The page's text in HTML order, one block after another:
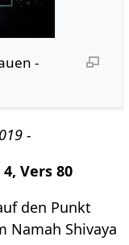
-
-
Vers 80
den Punkt
Namah Shivaya